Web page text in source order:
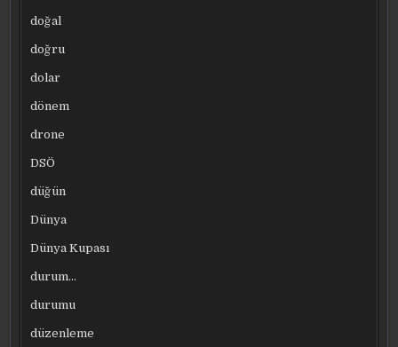
doğal
doğru
dolar
dönem
drone
DSÖ
düğün
Dünya
Dünya Kupası
durum…
durumu
düzenleme